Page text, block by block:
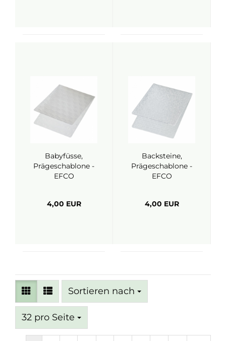
Babyfüsse,
Prägeschablone -
EFCO
4,00 EUR
Backsteine,
Prägeschablone -
EFCO
4,00 EUR
Sortieren nach
Sortieren nach
32 pro Seite
pro Seite